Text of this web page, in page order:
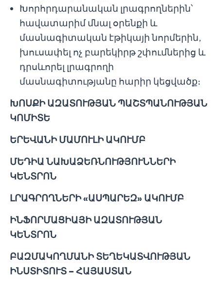
Խորհրդարանական լրագրողներին՝
հավատարիմ մնալ օրենքի և
մասնագիտական էթիկայի նորմերին,
խուսափել ոչ բարեկիրթ շփումներից և
դրսևորել լրագրողի
մասնագիտությանը հարիր կեցվածք։
ԽՈՍՔԻ ԱԶԱՏՈՒԹՅԱՆ ՊԱՇՏՊԱՆՈՒԹՅԱՆ
ԿՈՄԻՏԵ
ԵՐԵՎԱՆԻ ՄԱՄՈՒԼԻ ԱԿՈՒՄԲ
ՄԵԴԻԱ ՆԱԽԱՁԵՌՆՈՒԹՅՈՒՆՆԵՐԻ
ԿԵՆՏՐՈՆ
ԼՐԱԳՐՈՂՆԵՐԻ «ԱՍՊԱՐԵԶ» ԱԿՈՒՄԲ
ԻՆՖՈՐՄԱՑԻԱՅԻ ԱԶԱՏՈՒԹՅԱՆ
ԿԵՆՏՐՈՆ
ԲԱԶՄԱԿՈՂՄԱՆԻ ՏԵՂԵԿԱՏՎՈՒԹՅԱՆ
ԻՆՍՏԻՏՈՒՏ – ՀԱՅԱՍՏԱՆ